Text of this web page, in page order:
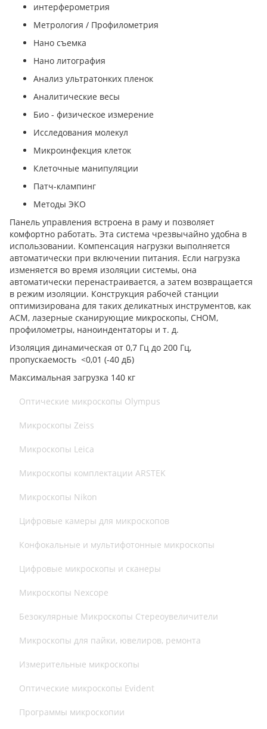
интерферометрия
Метрология / Профилометрия
Нано съемка
Нано литография
Анализ ультратонких пленок
Аналитические весы
Био - физическое измерение
Исследования молекул
Микроинфекция клеток
Клеточные манипуляции
Патч-клампинг
Методы ЭКО
Панель управления встроена в раму и позволяет
комфортно работать. Эта система чрезвычайно удобна в
использовании. Компенсация нагрузки выполняется
автоматически при включении питания. Если нагрузка
изменяется во время изоляции системы, она
автоматически перенастраивается, а затем возвращается
в режим изоляции. Конструкция рабочей станции
оптимизирована для таких деликатных инструментов, как
АСМ, лазерные сканирующие микроскопы, СНОМ,
профилометры, наноиндентаторы и т. д.
Изоляция динамическая от 0,7 Гц до 200 Гц,
пропускаемость <0,01 (-40 дБ)
Максимальная загрузка 140 кг
Оптические микроскопы Olympus
Микроскопы Zeiss
Микроскопы Leica
Микроскопы комплектации ARSTEK
Микроскопы Nikon
Цифровые камеры для микроскопов
Конфокальные и мультифотонные микроскопы
Цифровые микроскопы и сканеры
Микроскопы Nexcope
Безокулярные Микроскопы Стереоувеличители
Микроскопы для пайки, ювелиров, ремонта
Измерительные микроскопы
Оптические микроскопы Evident
Программы микроскопии